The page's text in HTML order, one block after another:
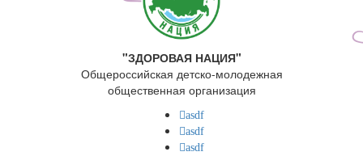
"ЗДОРОВАЯ НАЦИЯ"
Общероссийская детско-молодежная
общественная организация
asdf
asdf
asdf